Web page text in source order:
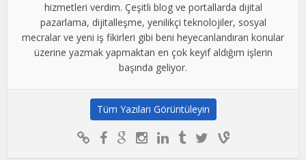
hizmetleri verdim. Çeşitli blog ve portallarda dijital
pazarlama, dijitalleşme, yenilikçi teknolojiler, sosyal
mecralar ve yeni iş fikirleri gibi beni heyecanlandıran konular
üzerine yazmak yapmaktan en çok keyif aldığım işlerin
başında geliyor.
Tüm Yazıları Görüntüleyin